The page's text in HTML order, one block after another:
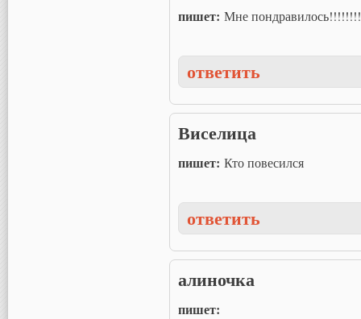
пишет: Мне
ответить
Виселица
пишет: Кто повесился
ответить
алиночка
пишет: